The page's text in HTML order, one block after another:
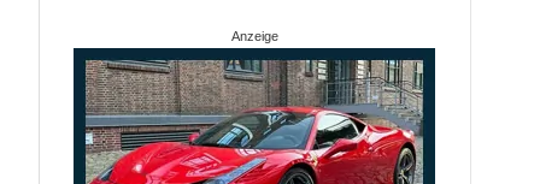
Anzeige